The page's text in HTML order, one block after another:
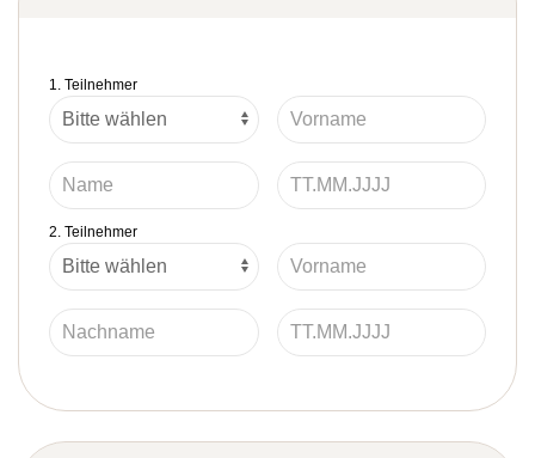
1. Teilnehmer
2. Teilnehmer